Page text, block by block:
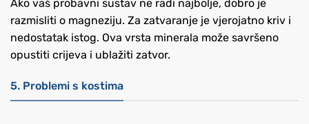
Ako vaš probavni sustav ne radi najbolje, dobro je
razmisliti o magneziju. Za zatvaranje je vjerojatno kriv i
nedostatak istog. Ova vrsta minerala može savršeno
opustiti crijeva i ublažiti zatvor.
5. Problemi s kostima